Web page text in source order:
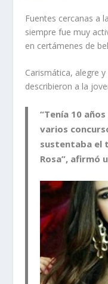
Fuentes cercanas a
siempre fue muy
en certámenes de
Carismática, alegre
describieron a la
“Tenía 10
varios
sustentaba el
Rosa”, afirmó